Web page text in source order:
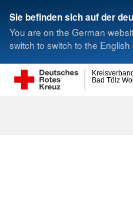
Sie befinden sich auf der
You are on the German
switch to switch to the English
Bad Tölz